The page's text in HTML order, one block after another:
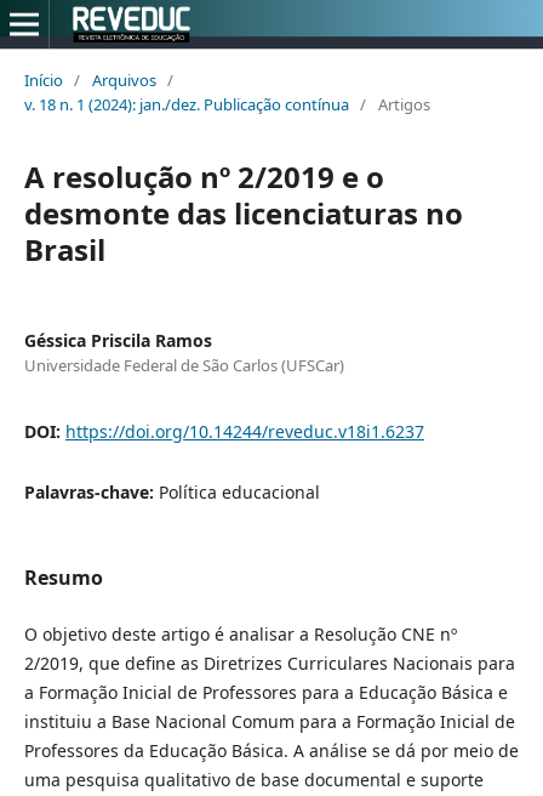
Início / Arquivos /
v. 18 n. 1 (2024): jan./dez. Publicação contínua / Artigos
A resolução nº 2/2019 e o
desmonte das licenciaturas no
Brasil
Géssica Priscila Ramos
Universidade Federal de São Carlos (UFSCar)
DOI: https://doi.org/10.14244/reveduc.v18i1.6237
Palavras-chave: Política educacional
Resumo
O objetivo deste artigo é analisar a Resolução CNE nº
2/2019, que define as Diretrizes Curriculares Nacionais para
a Formação Inicial de Professores para a Educação Básica e
instituiu a Base Nacional Comum para a Formação Inicial de
Professores da Educação Básica. A análise se dá por meio de
uma pesquisa qualitativo de base documental e suporte